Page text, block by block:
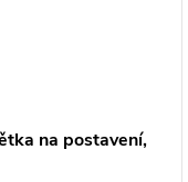
na postavení,